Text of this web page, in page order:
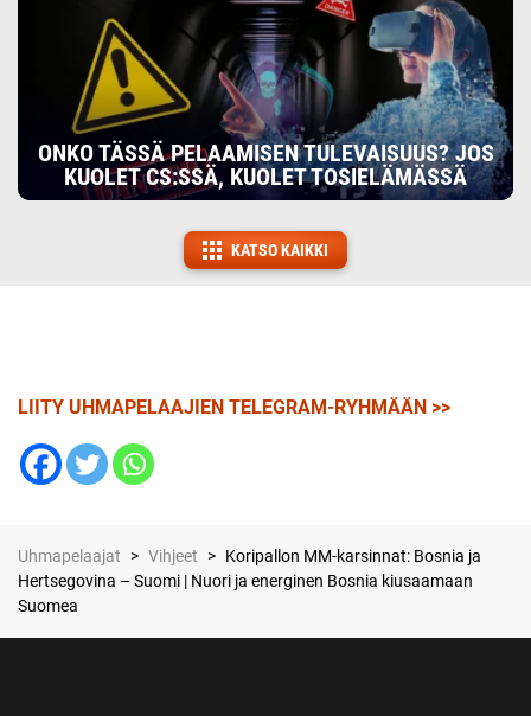
ONKO TÄSSÄ PELAAMISEN TULEVAISUUS? JOS
KUOLET CS:SSÄ, KUOLET TOSIELÄMÄSSÄ
KATSO KAIKKI
LIITY UHMAPELAAJIEN TELEGRAM-RYHMÄÄN >>
Uhmapelaajat > Vihjeet > Koripallon MM-karsinnat: Bosnia ja
Hertsegovina – Suomi | Nuori ja energinen Bosnia kiusaamaan
Suomea